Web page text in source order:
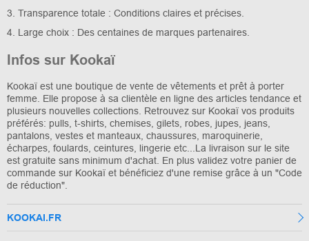
3. Transparence totale : Conditions claires et précises.
4. Large choix : Des centaines de marques partenaires.
Infos sur Kookaï
Kookaï est une boutique de vente de vêtements et prêt à porter
femme. Elle propose à sa clientèle en ligne des articles tendance et
plusieurs nouvelles collections. Retrouvez sur Kookaï vos produits
préférés: pulls, t-shirts, chemises, gilets, robes, jupes, jeans,
pantalons, vestes et manteaux, chaussures, maroquinerie,
écharpes, foulards, ceintures, lingerie etc...La livraison sur le site
est gratuite sans minimum d'achat. En plus validez votre panier de
commande sur Kookaï et bénéficiez d'une remise grâce à un "Code
de réduction".
KOOKAI.FR